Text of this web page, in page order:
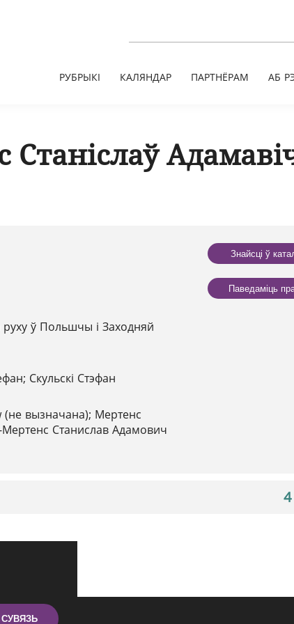
РУБРЫКІ КАЛЯНДАР ПАРТНЁРАМ АБ
Станіслаў
ў Польшчы і Заходняй
Скульскі Стэфан
(не вызначана); Мертенс
Станислав Адамович
Знайсці ў
Паведаміць